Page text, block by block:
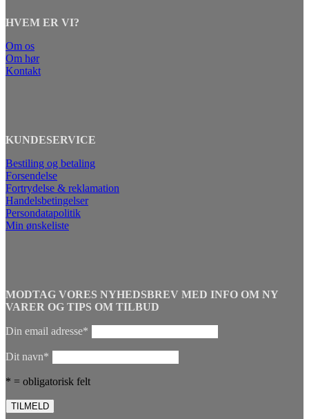
HVEM ER VI?
Om os
Om hør
Kontakt
KUNDESERVICE
Bestiling og betaling
Forsendelse
Fortrydelse & reklamation
Handelsbetingelser
Persondatapolitik
Min ønskeliste
MODTAG VORES NYHEDSBREV MED INFO OM NY
VARER OG TIPS OM TILBUD
Din email adresse*
Dit navn*
* = obligatorisk felt